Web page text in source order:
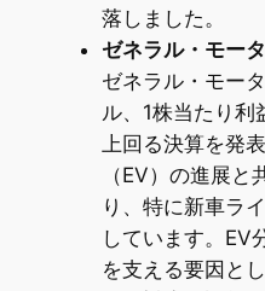
落しました。
ゼネラル・モー
ゼネラル・モー
ル、1株当たり
上回る決算を発
（EV）の進展
り、特に新車ラ
しています。EV
を支える要因と